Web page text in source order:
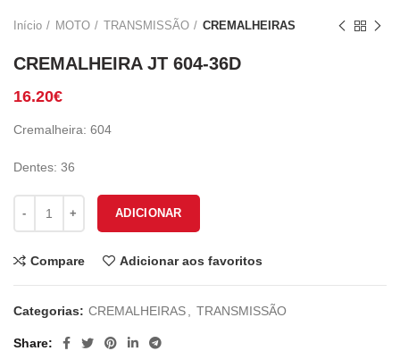
Início MOTO TRANSMISSÃO CREMALHEIRAS
CREMALHEIRA JT 604-36D
16.20€
Cremalheira: 604
Dentes: 36
ADICIONAR
Compare Adicionar aos favoritos
Categorias: CREMALHEIRAS TRANSMISSÃO
Share